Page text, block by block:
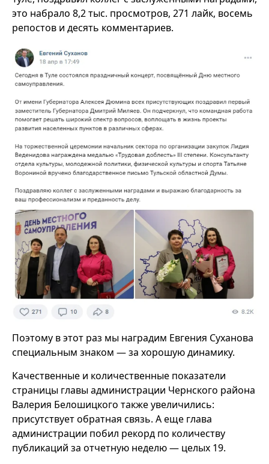
это набрало 8,2 тыс. просмотров, 271 лайк, восемь
репостов и десять комментариев.
Поэтому в этот раз мы наградим Евгения Суханова
специальным знаком — за хорошую динамику.
Качественные и количественные показатели
страницы главы администрации Чернского района
Валерия Белошицкого также увеличились:
присутствует обратная связь. А еще глава
администрации побил рекорд по количеству
публикаций за отчетную неделю — целых 19.